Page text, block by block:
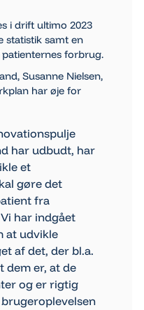
i drift ultimo 2023
statistik samt en
forbrug.
Susanne Nielsen,
har øje for
har udbudt, har
et
gøre det
fra
har indgået
at udvikle
af det, der bl.a.
dem er, at de
og er rigtig